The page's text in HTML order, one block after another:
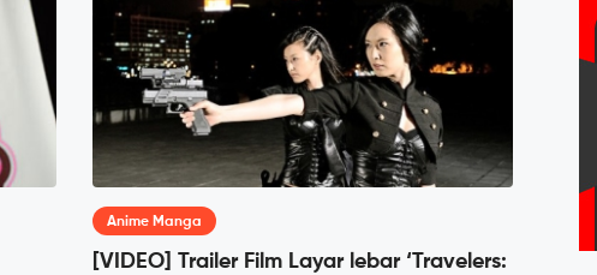
Anime Manga
[VIDEO] Trailer Film Layar lebar ‘Travelers: